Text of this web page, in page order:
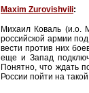
Maxim Zurovishvili:
Михаил Коваль (и.о.
российской армии
вести против них
еще и Запад
Понятно, что ждать
России пойти на